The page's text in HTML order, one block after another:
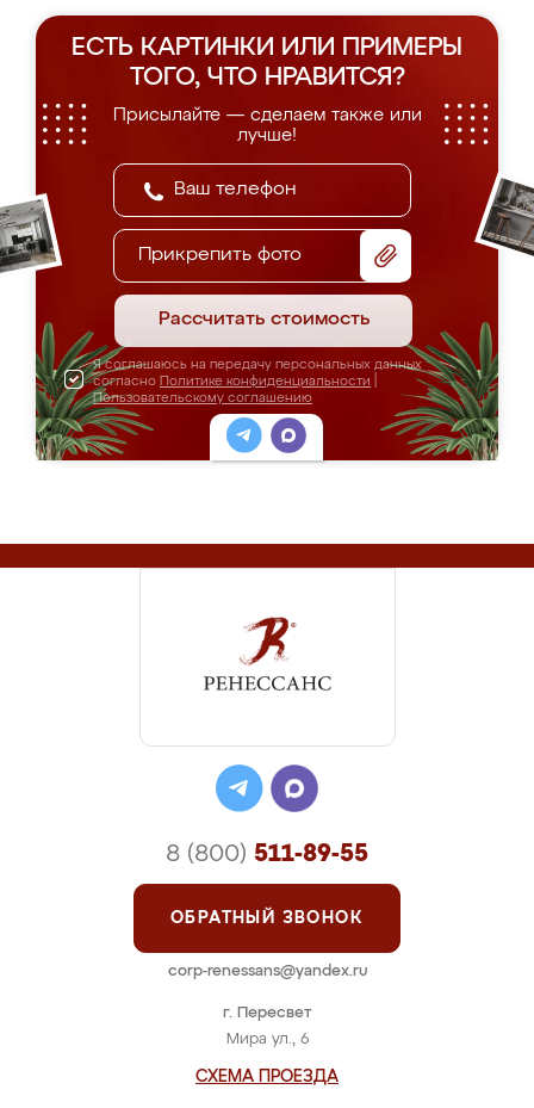
ЕСТЬ КАРТИНКИ ИЛИ ПРИМЕРЫ
ТОГО, ЧТО НРАВИТСЯ?
Присылайте — сделаем также или
лучше!
Прикрепить фото
Рассчитать стоимость
Я соглашаюсь на передачу персональных данных
согласно Политике конфиденциальности
Пользовательскому соглашению
г. Пересвет
Мира ул., 6
СХЕМА ПРОЕЗДА
8 (800) 511-89-55
ОБРАТНЫЙ ЗВОНОК
corp-renessans@yandex.ru